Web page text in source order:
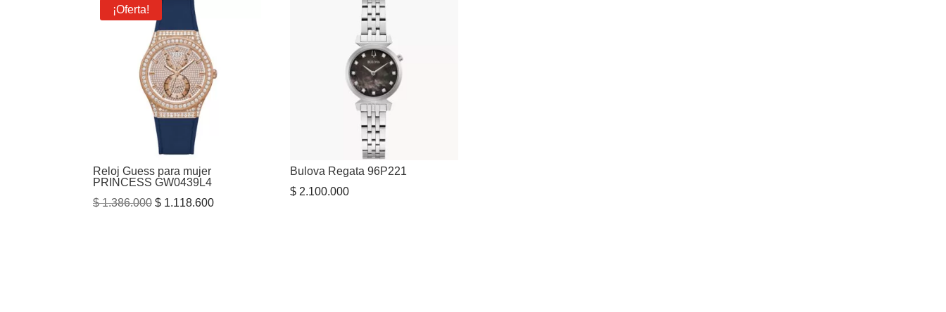
$ 3.200.000.
¡Oferta!
Reloj Guess para mujer
PRINCESS GW0439L4
$1.386.000 El
$ 1.118.600El
Bulova Regata 96P221
$ 2.100.000